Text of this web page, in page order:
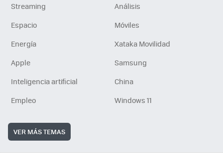
Streaming
Análisis
Espacio
Móviles
Energía
Xataka Movilidad
Apple
Samsung
Inteligencia artificial
China
Empleo
Windows 11
VER MÁS TEMAS